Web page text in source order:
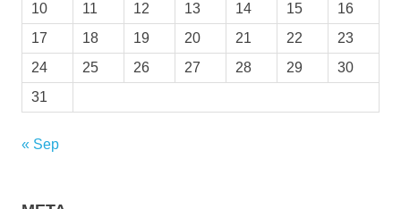
10
11 12 13 14 15
16
17
18 19 20 21 22
23
24
25 26 27 28 29
30
31
« Sep